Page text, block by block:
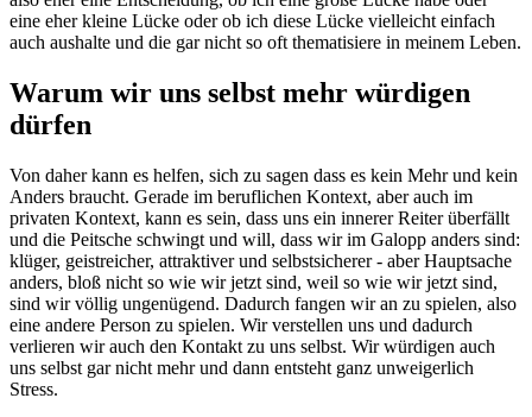
eine eher kleine Lücke oder ob ich diese Lücke vielleicht einfach
auch aushalte und die gar nicht so oft thematisiere in meinem Leben.
Warum wir uns selbst mehr würdigen
dürfen
Von daher kann es helfen, sich zu sagen dass es kein Mehr und kein
Anders braucht. Gerade im beruflichen Kontext, aber auch im
privaten Kontext, kann es sein, dass uns ein innerer Reiter überfällt
und die Peitsche schwingt und will, dass wir im Galopp anders sind:
klüger, geistreicher, attraktiver und selbstsicherer - aber Hauptsache
anders, bloß nicht so wie wir jetzt sind, weil so wie wir jetzt sind,
sind wir völlig ungenügend. Dadurch fangen wir an zu spielen, also
eine andere Person zu spielen. Wir verstellen uns und dadurch
verlieren wir auch den Kontakt zu uns selbst. Wir würdigen auch
uns selbst gar nicht mehr und dann entsteht ganz unweigerlich
Stress.